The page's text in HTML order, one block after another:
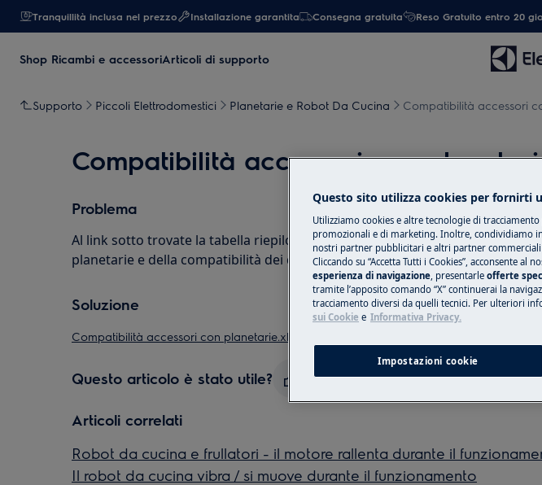
Tranquillità inclusa nel prezzo Installazione garantita Consegna gratuita Reso Gratuito entro 20
Shop Ricambi e accessoriArticoli di supporto
Supporto Piccoli Elettrodomestici Planetarie e Robot Da Cucina Compatibilità accessori
Compatibilità accessori con
Problema
Al link sotto trovate la tabella riepilogativa delle principali caratteristiche
planetarie e della compatibilità dei diversi accessori con i diversi modelli
Soluzione
Compatibilità accessori con planetarie.xlsx
Questo articolo è stato utile?
Articoli correlati
Robot da cucina e frullatori - il motore rallenta durante il
Il robot da cucina vibra / si muove durante il funzionamento
Questo sito utilizza cookies per fornirti
Utilizziamo cookies e altre tecnologie di
promozionali e di marketing. Inoltre, condividiamo
nostri partner pubblicitari e altri partner
Cliccando su “Accetta Tutti i Cookies”, acconsente al
esperienza di navigazione , presentarle offerte
tramite l’apposito comando “X” continuerai la
tracciamento diversi da quelli tecnici. Per ulteriori
sui Cookie e Informativa Privacy.
Impostazioni cookie